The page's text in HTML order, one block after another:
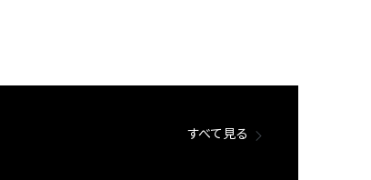
すべて見る